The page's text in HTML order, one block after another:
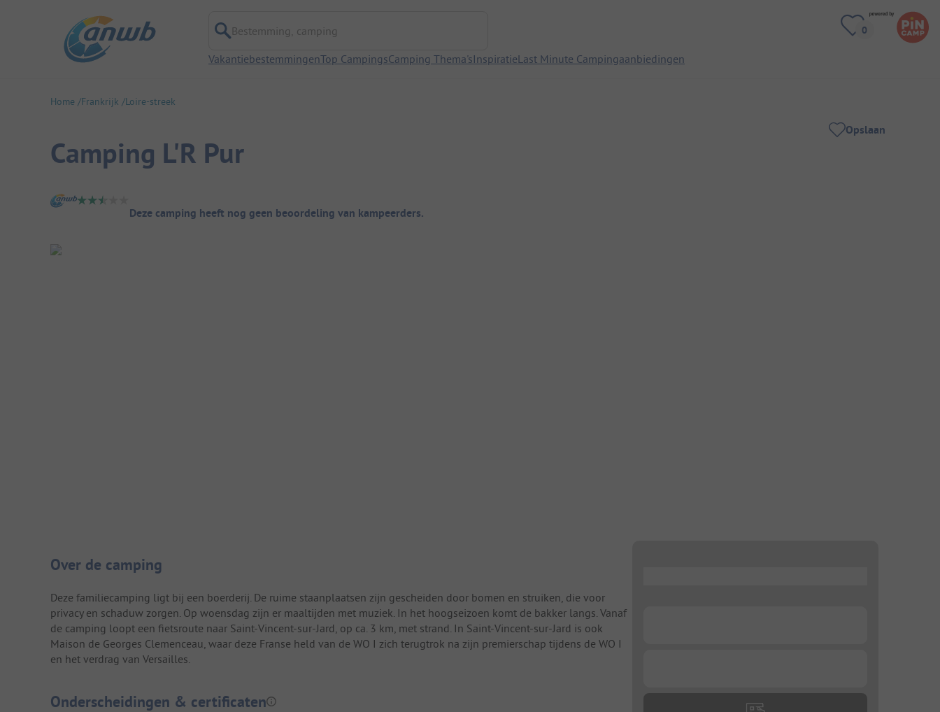
Bestemming, camping
VakantiebestemmingenTop CampingsCamping Thema'sInspiratieLast Minute Campingaanbiedingen
Home Frankrijk Loire-streek
Camping L'R Pur
Opslaan
Camping overzicht
Deze camping heeft nog geen beoordeling van kampeerders.
Camping introductie
Over de camping
Deze familiecamping ligt bij een boerderij. De ruime staanplaatsen zijn gescheiden door bomen en struiken, die voor
privacy en schaduw zorgen. Op woensdag zijn er maaltijden met muziek. In het hoogseizoen komt de bakker langs. Vanaf
de camping loopt een fietsroute naar Saint-Vincent-sur-Jard, op ca. 3 km, met strand. In Saint-Vincent-sur-Jard is ook
Maison de Georges Clemenceau, waar deze Franse held van de WO I zich terugtrok na zijn premierschap tijdens de WO I
en het verdrag van Versailles.
Onderscheidingen & certificaten